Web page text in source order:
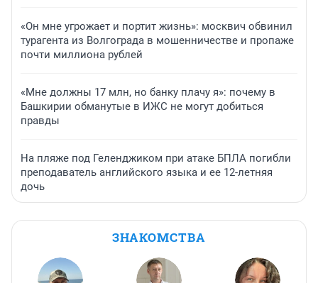
«Он мне угрожает и портит жизнь»: москвич обвинил
турагента из Волгограда в мошенничестве и пропаже
почти миллиона рублей
«Мне должны 17 млн, но банку плачу я»: почему в
Башкирии обманутые в ИЖС не могут добиться
правды
На пляже под Геленджиком при атаке БПЛА погибли
преподаватель английского языка и ее 12-летняя
дочь
ЗНАКОМСТВА